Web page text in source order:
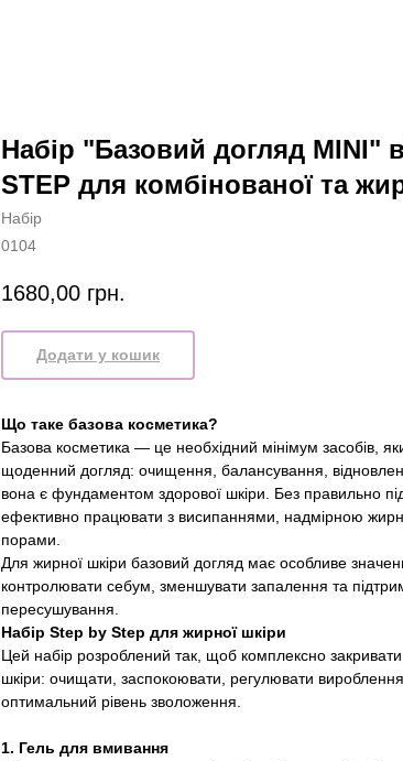
Набір "Базовий догляд MINI"
STEP для комбінованої та
Набір
0104
1680,00 грн.
Додати у кошик
Що таке базова косметика?
Базова косметика — це необхідний мінімум засобів,
щоденний догляд: очищення, балансування,
вона є фундаментом здорової шкіри. Без правильно
ефективно працювати з висипаннями, надмірною
порами.
Для жирної шкіри базовий догляд має особливе
контролювати себум, зменшувати запалення та
пересушування.
Набір Step by Step для жирної шкіри
Цей набір розроблений так, щоб комплексно
шкіри: очищати, заспокоювати, регулювати
оптимальний рівень зволоження.
1. Гель для вмивання